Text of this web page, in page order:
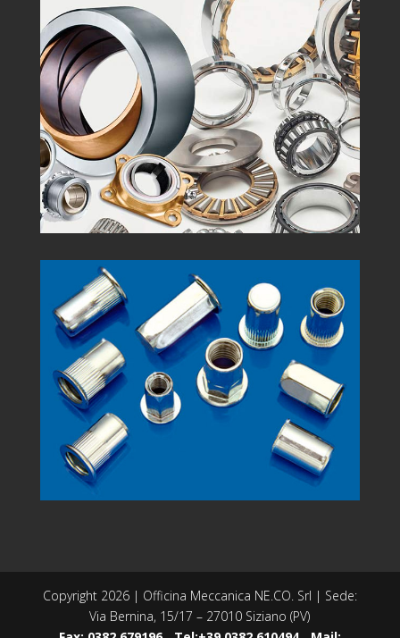
Copyright 2026 | Officina Meccanica NE.CO. Srl | Sede:
Via Bernina, 15/17 – 27010 Siziano (PV)